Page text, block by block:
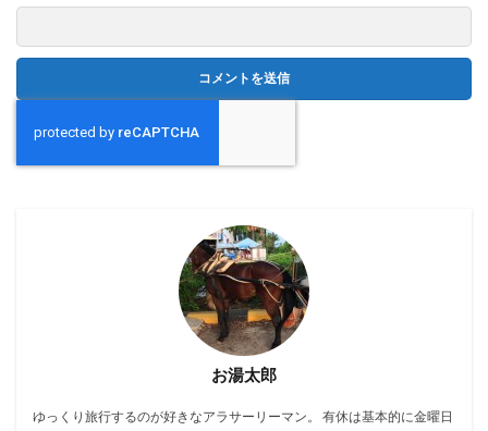
お湯太郎
ゆっくり旅行するのが好きなアラサーリーマン。 有休は基本的に金曜日